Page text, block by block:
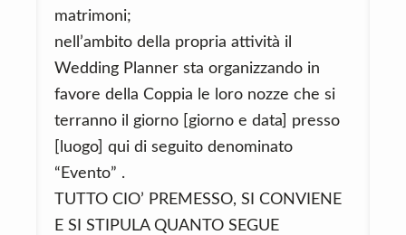
matrimoni;
nell’ambito della propria attività il
Wedding Planner sta organizzando in
favore della Coppia le loro nozze che si
terranno il giorno [giorno e data] presso
[luogo] qui di seguito denominato
“Evento” .
TUTTO CIO’ PREMESSO, SI CONVIENE
E SI STIPULA QUANTO SEGUE